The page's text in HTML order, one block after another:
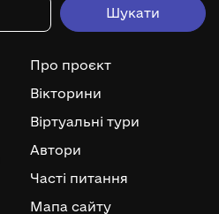
Про проєкт
Вікторини
Віртуальні тури
Автори
Часті питання
Мапа сайту